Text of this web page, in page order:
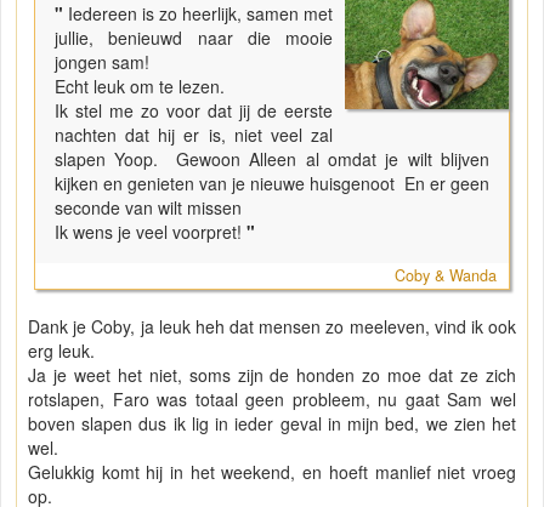
" Iedereen is zo heerlijk, samen met
jullie, benieuwd naar die mooie
jongen sam!
Echt leuk om te lezen.
Ik stel me zo voor dat jij de eerste
nachten dat hij er is, niet veel zal
slapen Yoop. Gewoon Alleen al omdat je wilt blijven
kijken en genieten van je nieuwe huisgenoot En er geen
seconde van wilt missen
Ik wens je veel voorpret! "
Coby & Wanda
Dank je Coby, ja leuk heh dat mensen zo meeleven, vind ik ook
erg leuk.
Ja je weet het niet, soms zijn de honden zo moe dat ze zich
rotslapen, Faro was totaal geen probleem, nu gaat Sam wel
boven slapen dus ik lig in ieder geval in mijn bed, we zien het
wel.
Gelukkig komt hij in het weekend, en hoeft manlief niet vroeg
op.